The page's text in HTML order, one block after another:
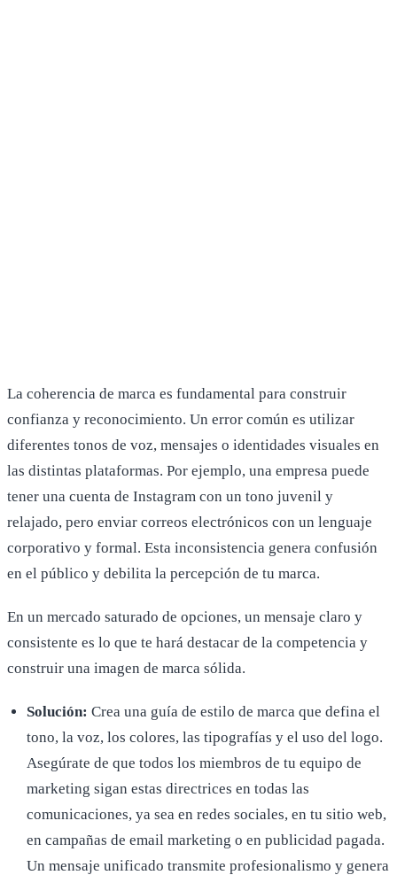
La coherencia de marca es fundamental para construir
confianza y reconocimiento. Un error común es utilizar
diferentes tonos de voz, mensajes o identidades visuales en
las distintas plataformas. Por ejemplo, una empresa puede
tener una cuenta de Instagram con un tono juvenil y
relajado, pero enviar correos electrónicos con un lenguaje
corporativo y formal. Esta inconsistencia genera confusión
en el público y debilita la percepción de tu marca.
En un mercado saturado de opciones, un mensaje claro y
consistente es lo que te hará destacar de la competencia y
construir una imagen de marca sólida.
Solución: Crea una guía de estilo de marca que defina el
tono, la voz, los colores, las tipografías y el uso del logo.
Asegúrate de que todos los miembros de tu equipo de
marketing sigan estas directrices en todas las
comunicaciones, ya sea en redes sociales, en tu sitio web,
en campañas de email marketing o en publicidad pagada.
Un mensaje unificado transmite profesionalismo y genera